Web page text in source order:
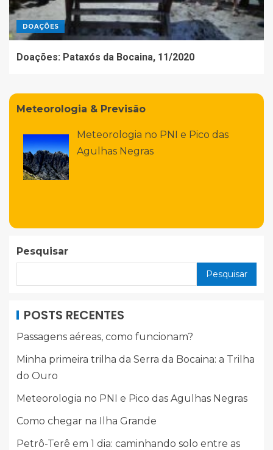
DOAÇÕES
Doações: Pataxós da Bocaina, 11/2020
Meteorologia & Previsão
Meteorologia no PNI e Pico das
Agulhas Negras
Pesquisar
Pesquisar
POSTS RECENTES
Passagens aéreas, como funcionam?
Minha primeira trilha da Serra da Bocaina: a Trilha
do Ouro
Meteorologia no PNI e Pico das Agulhas Negras
Como chegar na Ilha Grande
Petrô-Terê em 1 dia: caminhando solo entre as